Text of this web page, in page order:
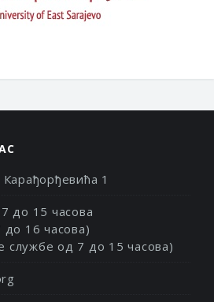
1
до 15 часова
16 часова)
од 7 до 15 часова)